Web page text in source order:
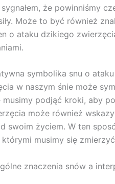
że powinniśmy
Może to być również
o ataku dzikiego
symbolika snu o
w naszym śnie może
podjąć kroki, aby
może również
swoim życiem. W ten
musimy się
znaczenia snów a